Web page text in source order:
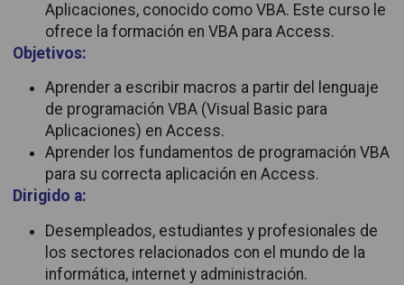
Aplicaciones, conocido como VBA. Este curso le
ofrece la formación en VBA para Access.
Objetivos:
Aprender a escribir macros a partir del lenguaje
de programación VBA (Visual Basic para
Aplicaciones) en Access.
Aprender los fundamentos de programación VBA
para su correcta aplicación en Access.
Dirigido a:
Desempleados, estudiantes y profesionales de
los sectores relacionados con el mundo de la
informática, internet y administración.